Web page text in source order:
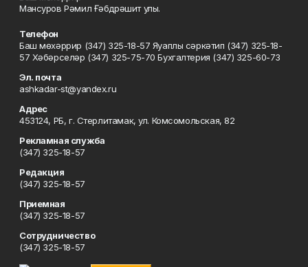
Мансуров Рәмил Ғәбдрәшит улы.
Телефон
Баш мөхәррир (347) 325-18-57 Яуаплы сәркәтип (347) 325-18-
57 Хәбәрселәр (347) 325-75-70 Бухгалтерия (347) 325-60-73
Эл. почта
ashkadar-st@yandex.ru
Адрес
453124, РБ, г. Стерлитамак, ул. Комсомольская, 82
Рекламная служба
(347) 325-18-57
Редакция
(347) 325-18-57
Приемная
(347) 325-18-57
Сотрудничество
(347) 325-18-57